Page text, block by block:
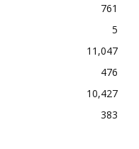
761
5
11,047
476
10,427
383